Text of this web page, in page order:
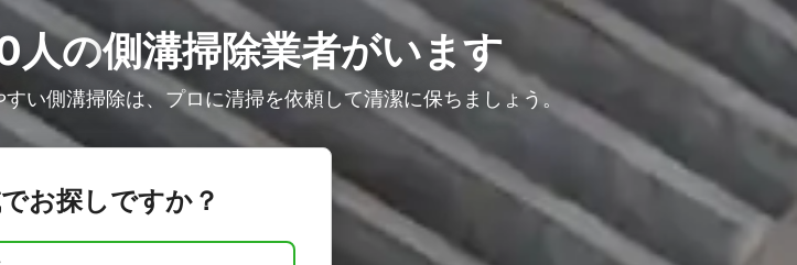
人の側溝掃除業者がいます
い側溝掃除は、プロに清掃を依頼して清潔に保ちましょう。
お探しですか？